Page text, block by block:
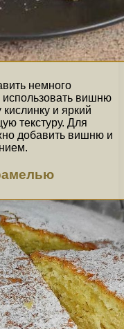
немного
использовать вишню
и яркий
текстуру. Для
добавить вишню и